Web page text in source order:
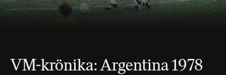
VM-krönika: Argentina 1978